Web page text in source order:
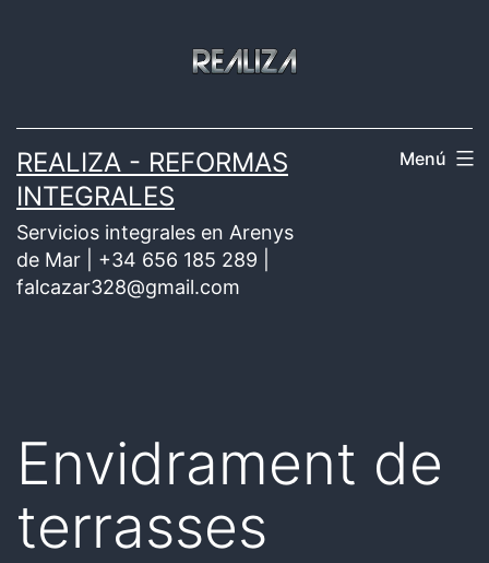
REALIZA - REFORMAS
INTEGRALES
Servicios integrales en Arenys
de Mar | +34 656 185 289 |
falcazar328@gmail.com
Menú
Envidrament de
terrasses